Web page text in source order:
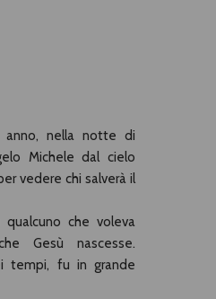
anno, nella notte di
Michele dal cielo
vedere chi salverà il
che voleva
Gesù nascesse.
tempi, fu in grande